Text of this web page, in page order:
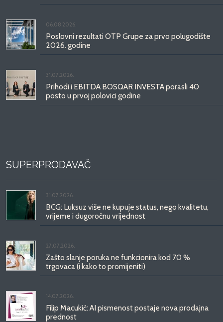
06.08.2026.
Poslovni rezultati OTP Grupe za prvo polugodište
2026. godine
31.07.2026.
Prihodi i EBITDA BOSQAR INVESTA porasli 40
posto u prvoj polovici godine
SUPERPRODAVAČ
31.07.2026.
BCG: Luksuz više ne kupuje status, nego kvalitetu,
vrijeme i dugoročnu vrijednost
27.07.2026.
Zašto slanje poruka ne funkcionira kod 70 %
trgovaca (i kako to promijeniti)
14.07.2026.
Filip Macukić: AI pismenost postaje nova prodajna
prednost